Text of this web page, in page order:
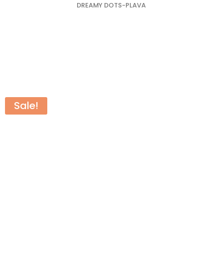
DREAMY DOTS-PLAVA
Sale!